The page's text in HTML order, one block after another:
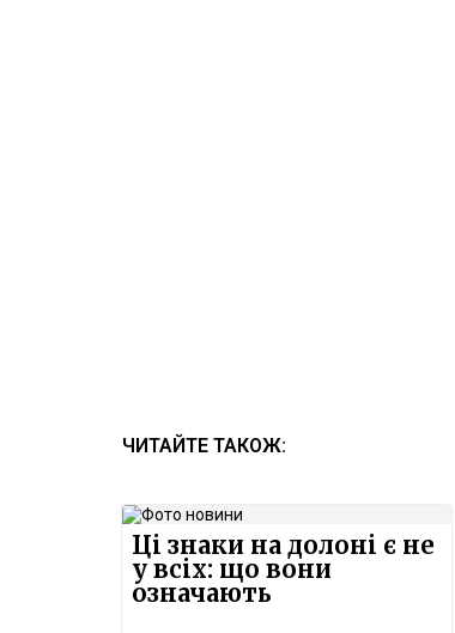
ЧИТАЙТЕ ТАКОЖ:
Ці знаки на долоні є не
у всіх: що вони
означають